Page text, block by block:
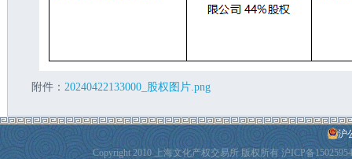
附件： 20240422133000_股权图片.png
沪
Copyright 2010 上海文化产权交易所 版权所有沪ICP备